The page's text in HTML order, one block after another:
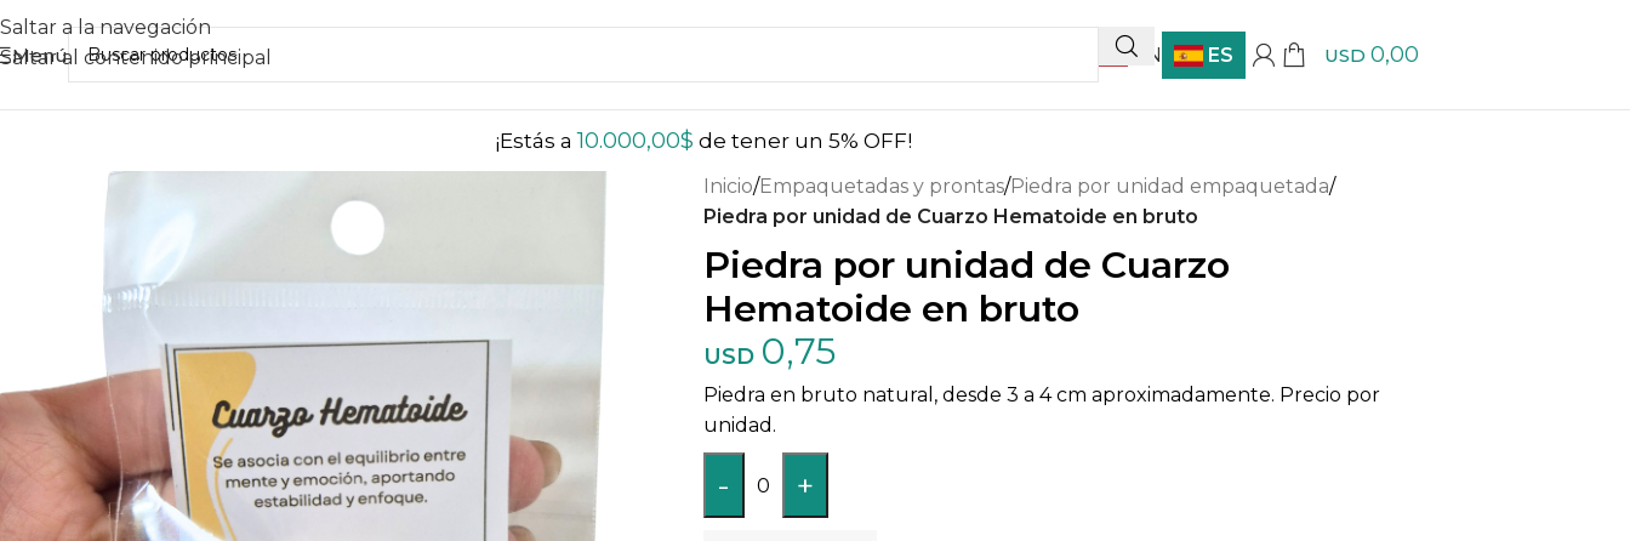
Saltar a la navegación
Saltar al contenido principal
Menú EN ES USD 0,00
¡Estás a10.000,00$ de tener un 5% OFF!
Inicio/Empaquetadas y prontas/Piedra por unidad empaquetada/
Piedra por unidad de Cuarzo Hematoide en bruto
Piedra por unidad de Cuarzo
Hematoide en bruto
USD 0,75
Piedra en bruto natural, desde 3 a 4 cm aproximadamente. Precio por
unidad.
- 0 +